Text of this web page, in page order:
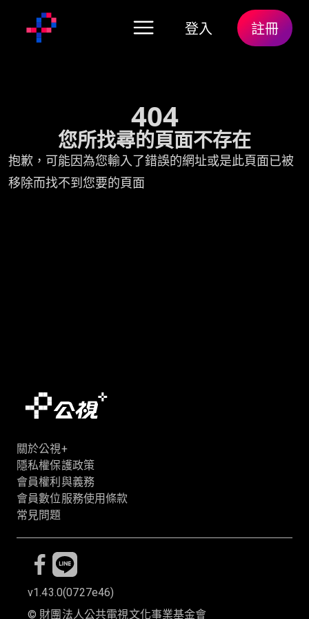
登入 註冊
404
您所找尋的頁面不存在
抱歉，可能因為您輸入了錯誤的網址或是此頁面已被
移除而找不到您要的頁面
關於公視+
隱私權保護政策
會員權利與義務
會員數位服務使用條款
常見問題
v1.43.0(0727e46)
© 財團法人公共電視文化事業基金會